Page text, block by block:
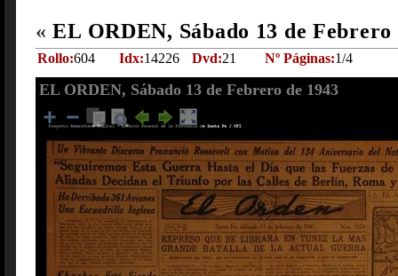
« EL ORDEN, Sábado 13 de
Rollo:604 Idx:14226 Dvd:21 Nº Páginas:1/4
EL ORDEN, Sábado 13 de Febrero de 1943